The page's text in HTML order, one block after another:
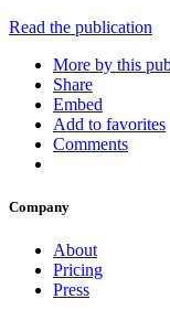
Read the publication
More by this
Share
Embed
Add to favorites
Comments
Company
About
Pricing
Press